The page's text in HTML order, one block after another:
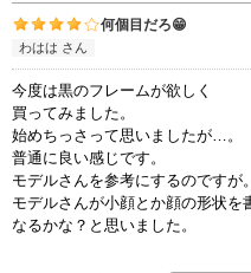
何個目だろ😁
わはは さん
今度は黒のフレームが欲しく
買ってみました。
始めちっさって思いましたが…。
普通に良い感じです。
モデルさんを参考にするのですが。
モデルさんが小顔とか顔の形状を
なるかな？と思いました。